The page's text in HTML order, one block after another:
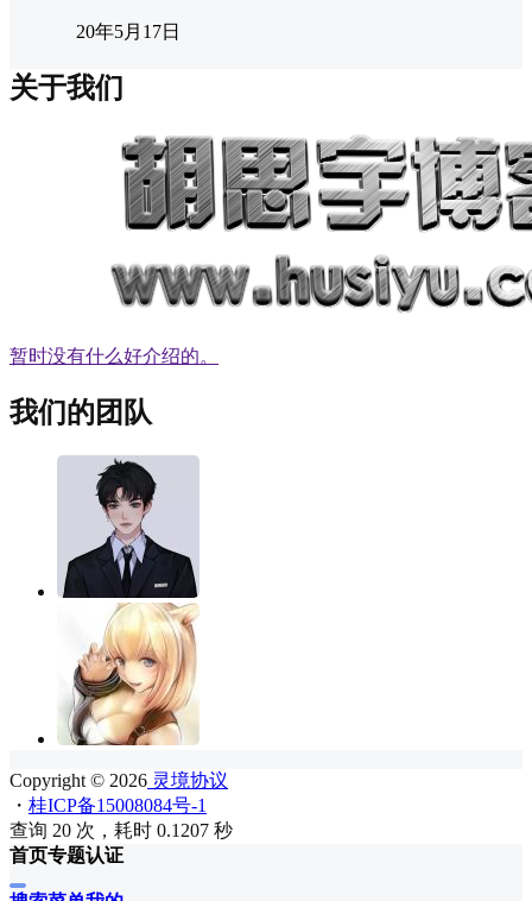
20年5月17日
关于我们
暂时没有什么好介绍的。
我们的团队
Copyright © 2026 灵境协议
・ 桂ICP备15008084号-1
查询 20 次，耗时 0.1207 秒
首页专题认证